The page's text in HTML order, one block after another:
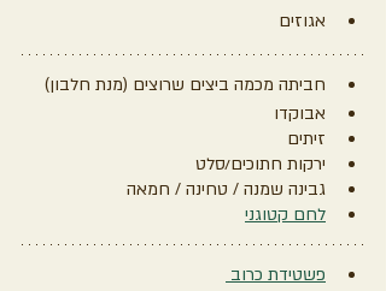
אגוזים
חביתה מכמה ביצים שרוצים (מנת חלבון)
אבוקדו
זיתים
ירקות חתוכים/סלט
גבינה שמנה / טחינה / חמאה
לחם קטוגני
פשטידת כרוב